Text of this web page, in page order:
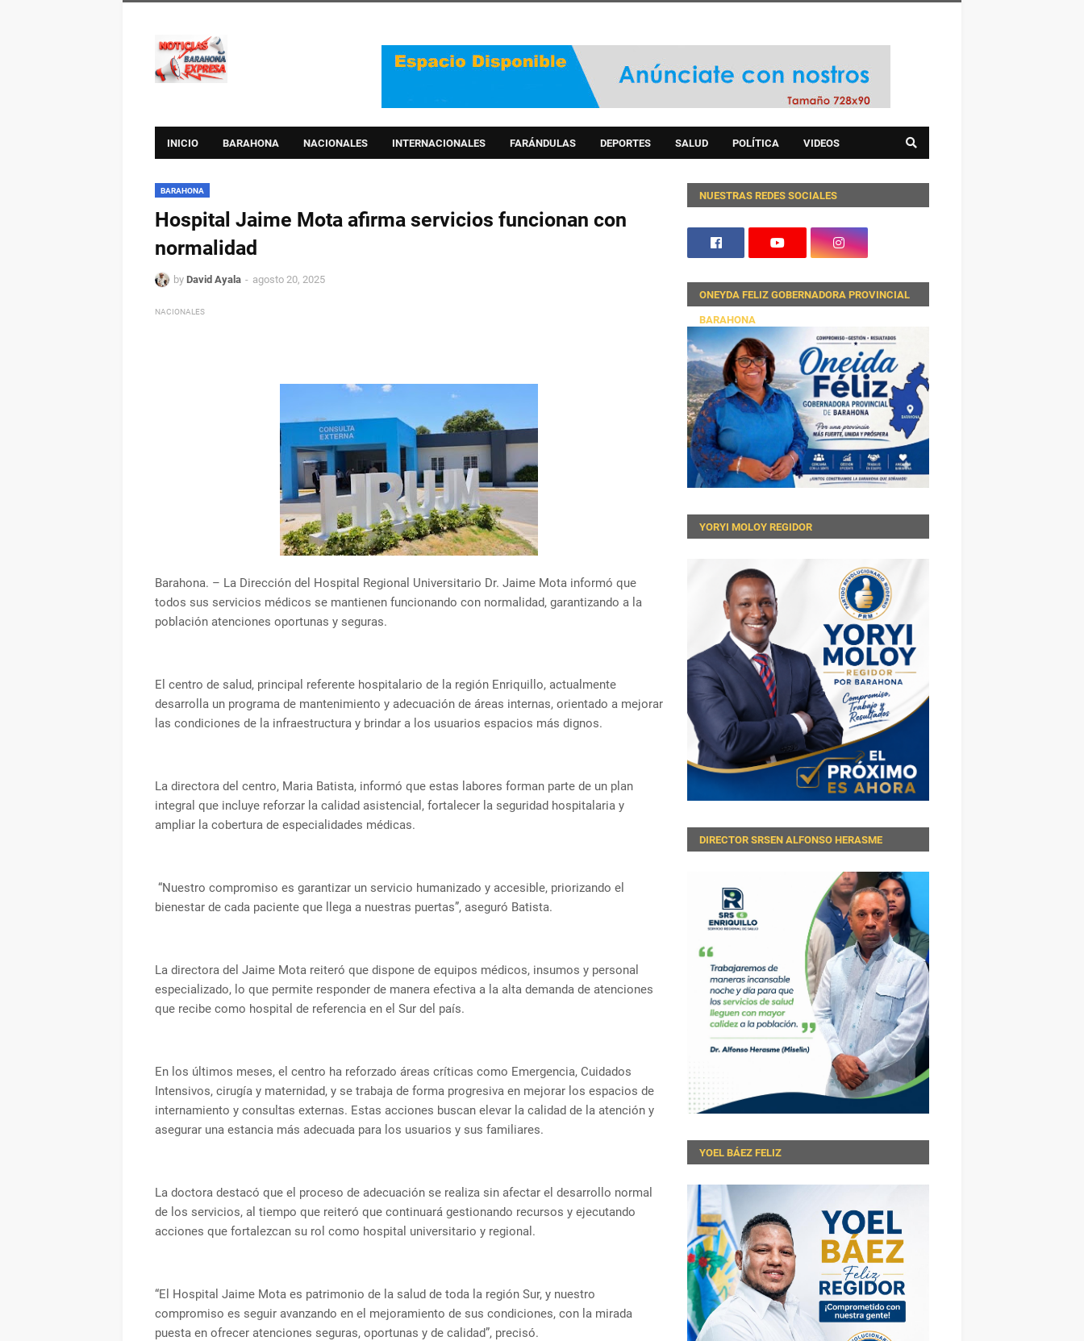
INICIO BARAHONA NACIONALES INTERNACIONALES FARÁNDULAS DEPORTES SALUD POLÍTICA VIDEOS
BARAHONA
Hospital Jaime Mota afirma servicios funcionan con
normalidad
by David Ayala agosto 20, 2025
NACIONALES
Barahona. – La Dirección del Hospital Regional Universitario Dr. Jaime Mota informó que
todos sus servicios médicos se mantienen funcionando con normalidad, garantizando a la
población atenciones oportunas y seguras.
El centro de salud, principal referente hospitalario de la región Enriquillo, actualmente
desarrolla un programa de mantenimiento y adecuación de áreas internas, orientado a mejorar
las condiciones de la infraestructura y brindar a los usuarios espacios más dignos.
La directora del centro, Maria Batista, informó que estas labores forman parte de un plan
integral que incluye reforzar la calidad asistencial, fortalecer la seguridad hospitalaria y
ampliar la cobertura de especialidades médicas.
“Nuestro compromiso es garantizar un servicio humanizado y accesible, priorizando el
bienestar de cada paciente que llega a nuestras puertas”, aseguró Batista.
La directora del Jaime Mota reiteró que dispone de equipos médicos, insumos y personal
especializado, lo que permite responder de manera efectiva a la alta demanda de atenciones
que recibe como hospital de referencia en el Sur del país.
En los últimos meses, el centro ha reforzado áreas críticas como Emergencia, Cuidados
Intensivos, cirugía y maternidad, y se trabaja de forma progresiva en mejorar los espacios de
internamiento y consultas externas. Estas acciones buscan elevar la calidad de la atención y
asegurar una estancia más adecuada para los usuarios y sus familiares.
La doctora destacó que el proceso de adecuación se realiza sin afectar el desarrollo normal
de los servicios, al tiempo que reiteró que continuará gestionando recursos y ejecutando
acciones que fortalezcan su rol como hospital universitario y regional.
“El Hospital Jaime Mota es patrimonio de la salud de toda la región Sur, y nuestro
compromiso es seguir avanzando en el mejoramiento de sus condiciones, con la mirada
puesta en ofrecer atenciones seguras, oportunas y de calidad”, precisó.
NUESTRAS REDES SOCIALES
ONEYDA FELIZ GOBERNADORA PROVINCIAL
BARAHONA
YORYI MOLOY REGIDOR
DIRECTOR SRSEN ALFONSO HERASME
YOEL BÁEZ FELIZ